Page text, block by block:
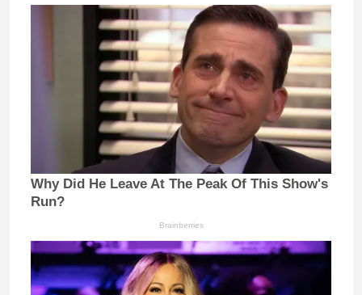
Why Did He Leave At The Peak Of This Show's
Run?
Brainberries